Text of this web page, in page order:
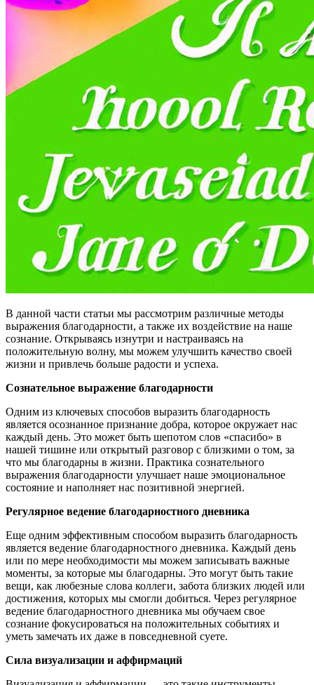
В данной части статьи мы рассмотрим различные методы
выражения благодарности, а также их воздействие на наше
сознание. Открываясь изнутри и настраиваясь на
положительную волну, мы можем улучшить качество своей
жизни и привлечь больше радости и успеха.
Сознательное выражение благодарности
Одним из ключевых способов выразить благодарность
является осознанное признание добра, которое окружает нас
каждый день. Это может быть шепотом слов «спасибо» в
нашей тишине или открытый разговор с близкими о том, за
что мы благодарны в жизни. Практика сознательного
выражения благодарности улучшает наше эмоциональное
состояние и наполняет нас позитивной энергией.
Регулярное ведение благодарностного дневника
Еще одним эффективным способом выразить благодарность
является ведение благодарностного дневника. Каждый день
или по мере необходимости мы можем записывать важные
моменты, за которые мы благодарны. Это могут быть такие
вещи, как любезные слова коллеги, забота близких людей или
достижения, которых мы смогли добиться. Через регулярное
ведение благодарностного дневника мы обучаем свое
сознание фокусироваться на положительных событиях и
уметь замечать их даже в повседневной суете.
Сила визуализации и аффирмаций